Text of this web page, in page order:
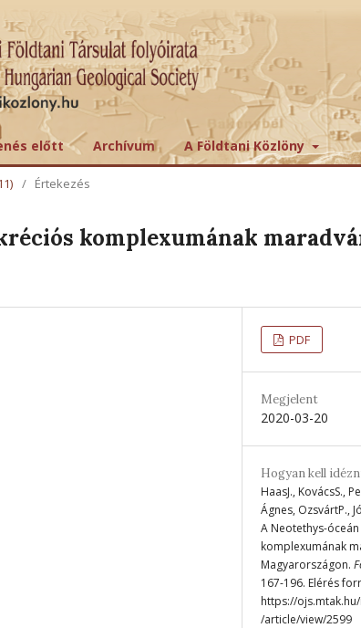
előtt Archívum A Földtani Közlöny
/ Értekezés
komplexumának
PDF
Megjelent
2020-03-20
Hogyan kell
HaasJ., KovácsS.,
Ágnes, OzsvártP.,
A Neotethys-
komplexumának
Magyarországon.
167-196. Elérés
https://
/article/view/2599